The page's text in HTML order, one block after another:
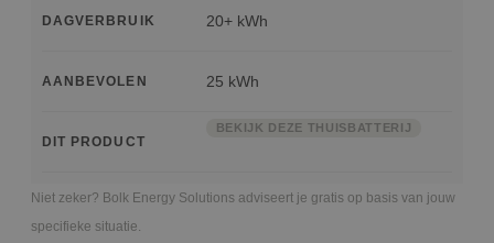
DAGVERBRUIK 20+ kWh
AANBEVOLEN 25 kWh
DIT PRODUCT
BEKIJK DEZE THUISBATTERIJ
Niet zeker? Bolk Energy Solutions adviseert je gratis op basis van jouw
specifieke situatie.